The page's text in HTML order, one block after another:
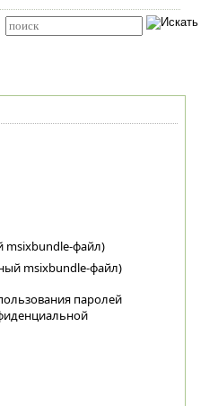
msixbundle-файл)
msixbundle-файл)
паролей